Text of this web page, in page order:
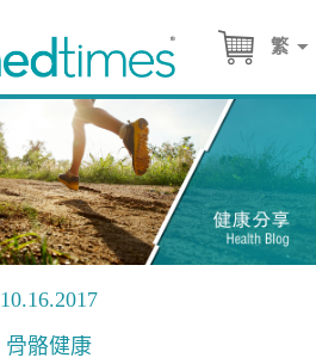
繁
10.16.2017
骨骼健康